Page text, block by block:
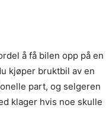
å få bilen opp på en
kjøper bruktbil av en
part, og selgeren
klager hvis noe skulle